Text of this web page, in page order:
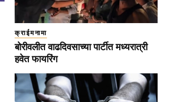
क्राईमनामा
बोरीवलीत वाढदिवसाच्या पार्टीत मध्यरात्री
हवेत फायरिंग